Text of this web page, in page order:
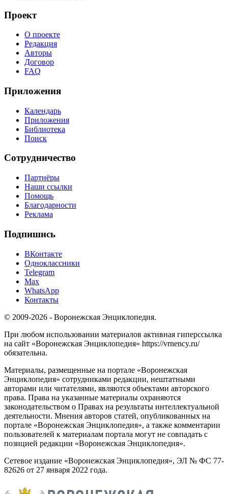
Проект
О проекте
Редакция
Авторы
Договор
FAQ
Приложения
Календарь
Приложения
Библиотека
Поиск
Сотрудничество
Партнёры
Наши ссылки
Помощь
Благодарности
Реклама
Подпишись
ВКонтакте
Одноклассники
Telegram
Max
WhatsApp
Контакты
© 2009-2026 - Воронежская Энциклопедия.
При любом использовании материалов активная гиперссылка
на сайт «Воронежская Энциклопедия» https://vrnency.ru/
обязательна.
Материалы, размещенные на портале «Воронежская
Энциклопедия» сотрудниками редакции, нештатными
авторами или читателями, являются объектами авторского
права. Права на указанные материалы охраняются
законодательством о Правах на результаты интеллектуальной
деятельности. Мнения авторов статей, опубликованных на
портале «Воронежская Энциклопедия», а также комментарии
пользователей к материалам портала могут не совпадать с
позицией редакции «Воронежская Энциклопедия».
Сетевое издание «Воронежская Энциклопедия», ЭЛ № ФС 77-
82626 от 27 января 2022 года.